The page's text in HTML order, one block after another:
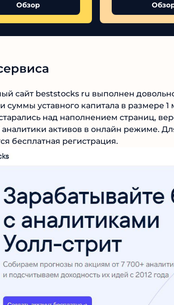
Обзор Обзор
сайт beststocks ru выполнен
суммы уставного капитала в размере
над наполнением страниц,
аналитики активов в онлайн режиме.
бесплатная регистрация.